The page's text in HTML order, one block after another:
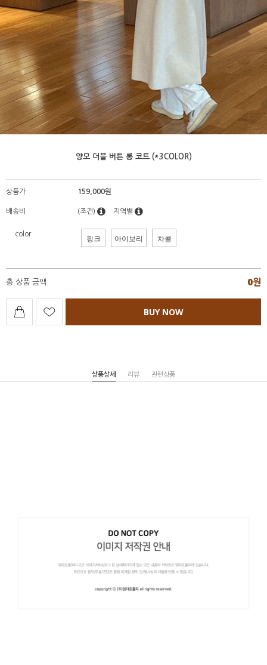
양모 더블 버튼 롱 코트 (*3COLOR)
상품가 159,000원
배송비 (조건) 지역별
color 핑크 아이보리 차콜
총 상품 금액 0원
BUY NOW
상품상세 리뷰 관련상품